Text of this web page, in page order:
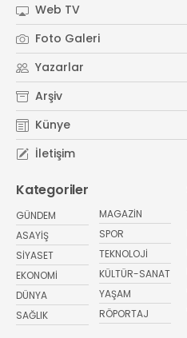
Web TV
Foto Galeri
Yazarlar
Arşiv
Künye
İletişim
Kategoriler
GÜNDEM
ASAYİŞ
SİYASET
EKONOMİ
DÜNYA
SAĞLIK
MAGAZİN
SPOR
TEKNOLOJİ
KÜLTÜR-SANAT
YAŞAM
RÖPORTAJ